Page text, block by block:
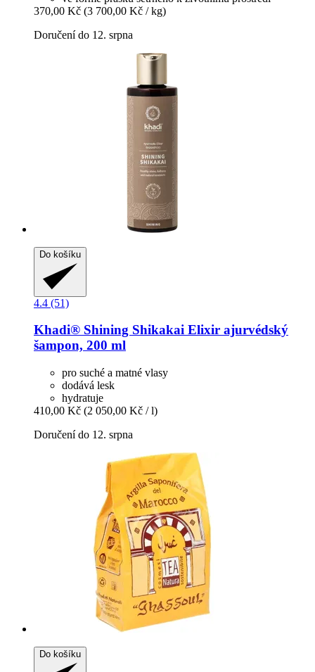
370,00 Kč (3 700,00 Kč / kg)
Doručení do 12. srpna
Do košíku
4.4 (51)
Khadi® Shining Shikakai Elixir ajurvédský
šampon, 200 ml
pro suché a matné vlasy
dodává lesk
hydratuje
410,00 Kč (2 050,00 Kč / l)
Doručení do 12. srpna
Do košíku